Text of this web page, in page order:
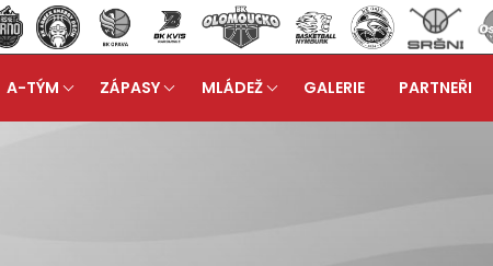
A-TÝM ZÁPASY MLÁDEŽ GALERIE PARTNEŘI